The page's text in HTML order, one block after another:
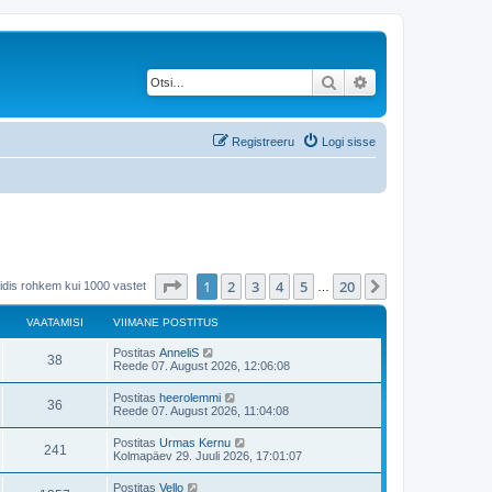
Otsi
Logi sisse
Registreeru
rohkem kui 1000 vastet . leht 20 -st
1 2 3 4 5 20
VAATAMISI VIIMANE POSTITUS
38
a
t
a
V
m
a
n
e
p
o
s
t
Postitas AnneliS
Reede 07. August 2026, 12:06:08
36
a
V
m
a
n
e
p
Postitas heerolemmi
Reede 07. August 2026, 11:04:08
241
a
V
m
Postitas Urmas Kernu
Kolmapäev 29. Juuli 2026, 17:01:07
V
Postitas Vello